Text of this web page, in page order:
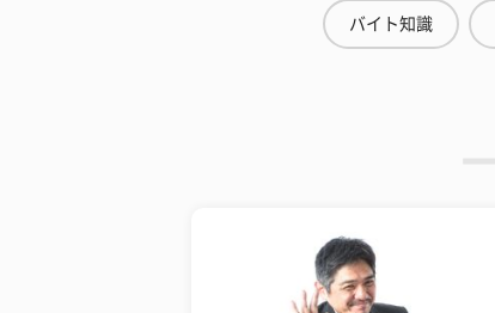
バイト知識